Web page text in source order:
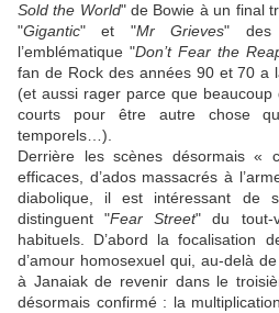
Sold the World" de Bowie à un final
"Gigantic" et "Mr Grieves" des
l’emblématique "Don’t Fear the
fan de Rock des années 90 et 70 a
(et aussi rager parce que beaucoup
courts pour être autre chose
temporels…).
Derrière les scènes désormais «
efficaces, d’ados massacrés à
diabolique, il est intéressant de
distinguent "Fear Street" du tout-
habituels. D’abord la focalisation
d’amour homosexuel qui, au-delà
à Janaiakde revenir dans le
désormais confirmé : la